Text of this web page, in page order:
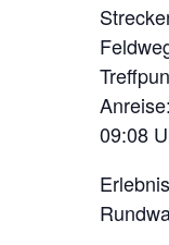
09:08